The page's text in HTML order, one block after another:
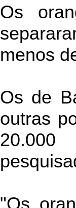
Os
menos
Os de
outras
"Os